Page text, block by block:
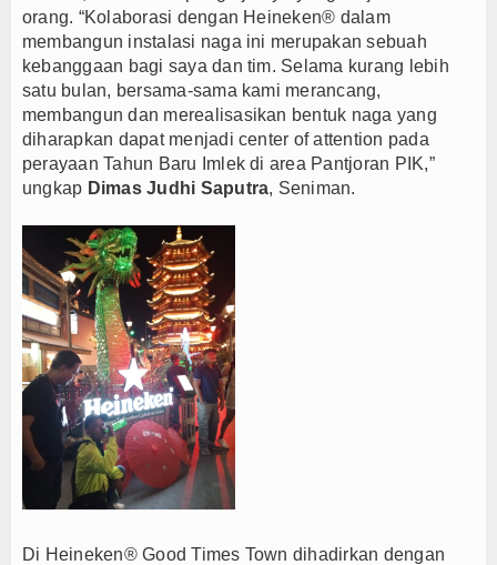
orang. “Kolaborasi dengan Heineken® dalam
membangun instalasi naga ini merupakan sebuah
kebanggaan bagi saya dan tim. Selama kurang lebih
satu bulan, bersama-sama kami merancang,
membangun dan merealisasikan bentuk naga yang
diharapkan dapat menjadi center of attention pada
perayaan Tahun Baru Imlek di area Pantjoran PIK,”
ungkap Dimas Judhi Saputra, Seniman.
Di Heineken® Good Times Town dihadirkan dengan